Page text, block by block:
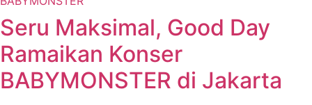
Seru Maksimal, Good Day
Ramaikan Konser
BABYMONSTER di Jakarta